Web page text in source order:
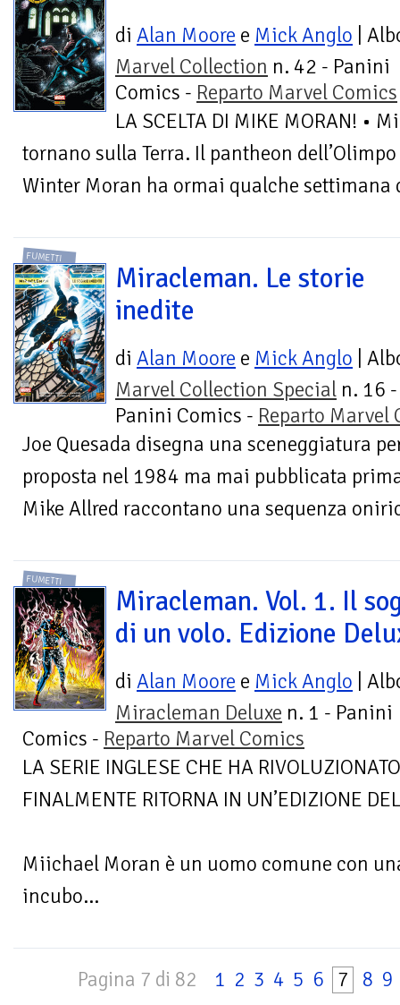
di Alan Moore e Mick Anglo |
Marvel Collection n. 42 - Panini
Comics - Reparto Marvel Comics
LA SCELTA DI MIKE MORAN! •
tornano sulla Terra. Il pantheon
Winter Moran ha ormai qualche settimana
FUMETTI
Miracleman. Le storie
inedite
di Alan Moore e Mick Anglo |
Marvel Collection Special n. 16 -
Panini Comics - Reparto Marvel
Joe Quesada disegna una sceneggiatura
proposta nel 1984 ma mai pubblicata
Mike Allred raccontano una sequenza
FUMETTI
Miracleman. Vol. 1. Il
di un volo. Edizione
di Alan Moore e Mick Anglo |
Miracleman Deluxe n. 1 - Panini
Comics - Reparto Marvel Comics
LA SERIE INGLESE CHE HA
FINALMENTE RITORNA IN UN’EDIZIONE
Miichael Moran è un uomo comune con
incubo...
Pagina 7 di 82 1 2 3 4 5 6 7 8 9